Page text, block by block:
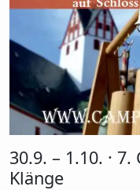
30.9. – 1.10. ·
Klänge